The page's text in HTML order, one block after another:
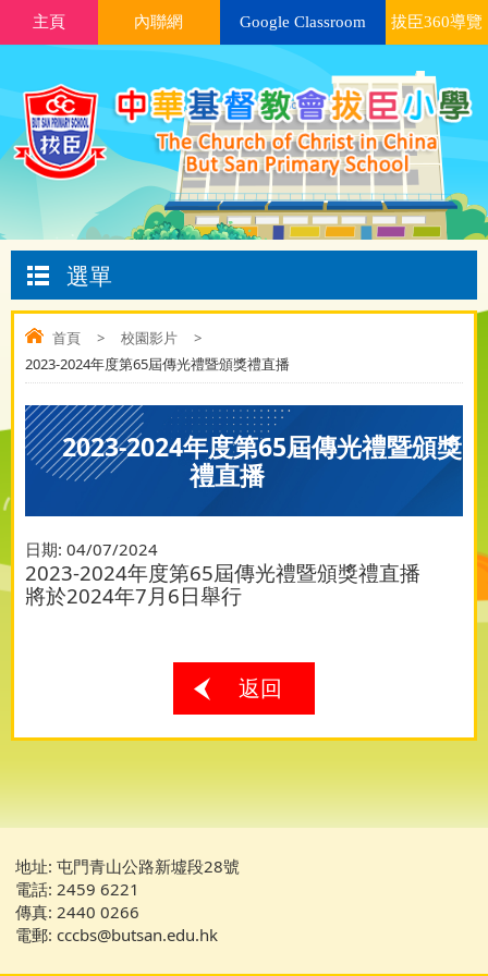
主頁 內聯網 Google Classroom 拔臣360導覽
選單
首頁 > 校園影片
>
2023-2024年度第65屆傳光禮暨頒獎禮直播
2023-2024年度第65屆傳光禮暨頒獎
禮直播
日期: 04/07/2024
2023-2024年度第65屆傳光禮暨頒獎禮直播
將於2024年7月6日舉行
返回
地址: 屯門青山公路新墟段28號
電話: 2459 6221
傳真: 2440 0266
電郵: cccbs@butsan.edu.hk